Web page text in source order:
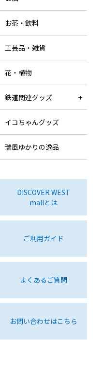
お茶・飲料
工芸品・雑貨
花・植物
鉄道関連グッズ
イコちゃんグッズ
瑞風ゆかりの逸品
DISCOVER WEST
mallとは
ご利用ガイド
よくあるご質問
お問い合わせはこちら